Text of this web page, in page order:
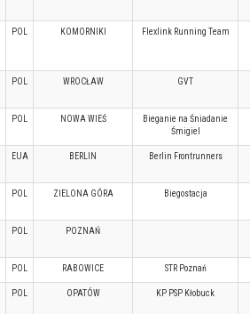
POL KOMORNIKI Flexlink Running Team
POL WROCŁAW GVT
POL NOWA WIEŚ
Bieganie na Śniadanie
Śmigiel
EUA BERLIN Berlin Frontrunners
POL ZIELONA GÓRA Biegostacja
POL POZNAŃ
POL RABOWICE STR Poznań
POL OPATÓW KP PSP Kłobuck